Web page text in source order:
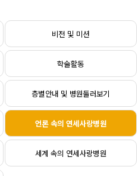
비전 및 미션
학술활동
층별안내 및 병원둘러보기
언론 속의 연세사랑병원
세계 속의 연세사랑병원